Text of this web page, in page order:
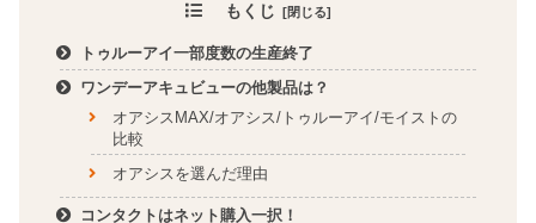
もくじ
トゥルーアイ一部度数の生産終了
ワンデーアキュビューの他製品は？
オアシスMAX/オアシス/トゥルーアイ/モイストの
比較
オアシスを選んだ理由
コンタクトはネット購入一択！